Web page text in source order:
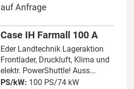
auf Anfrage
Case IH Farmall 100 A
Eder Landtechnik Lageraktion
Frontlader, Druckluft, Klima und
elektr. PowerShuttle! Auss...
PS/kW: 100 PS/74 kW